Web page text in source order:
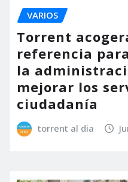
VARIOS
Torrent
referencia
la
mejorar los
ciudadanía
torrent al dia